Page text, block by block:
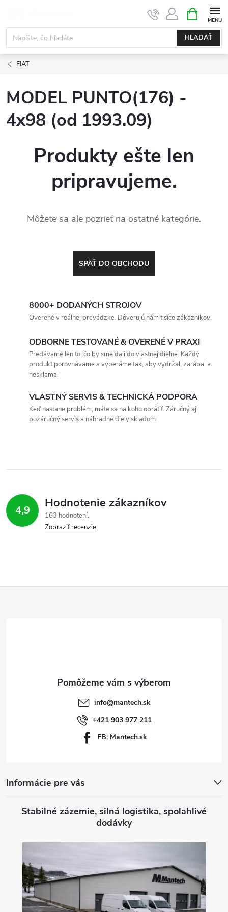
obsah
HĽADAŤ
KOŠÍK
FIAT
MODEL PUNTO(176) -
4x98 (od 1993.09)
Produkty ešte len
pripravujeme.
Môžete sa ale pozrieť na ostatné kategórie.
SPÄŤ DO OBCHODU
8000+ DODANÝCH STROJOV
Overené v reálnej prevádzke. Dôverujú nám tisíce zákazníkov.
ODBORNE TESTOVANÉ & OVERENÉ V PRAXI
Predávame len to, čo by sme dali do vlastnej dielne. Každý
produkt porovnávame a vyberáme tak, aby vydržal, zarábal a
nesklamal
VLASTNÝ SERVIS & TECHNICKÁ PODPORA
Keď nastane problém, máte sa na koho obrátiť. Záručný aj
pozáručný servis a náhradné diely skladom
4,9 Hodnotenie zákazníkov
163 hodnotení
Zobraziť recenzie
info@mantech.sk
+421 903 977 211
FB: Mantech.sk
Informácie pre vás
Stabilné zázemie, silná logistika, spoľahlivé
dodávky